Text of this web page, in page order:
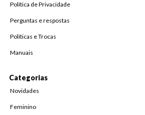
Política de Privacidade
Perguntas e respostas
Políticas e Trocas
Manuais
Categorias
Novidades
Feminino